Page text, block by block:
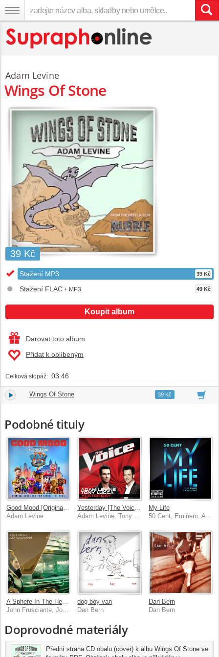
Adam Levine
Wings Of Stone
39 Kč
Stažení MP3 39 Kč
Stažení FLAC + MP3 49 Kč
Koupit album
Darovat toto album
Přidat k oblíbeným
Celková stopáž: 03:46
1. Wings Of Stone 03:4639 Kč
Podobné tituly
Adam Levine
My Life
A Sphere In The Heart Of Silence
John Frusciante, Josh Klinghoffer
dog boy van
Dan Bern
Dan Bern
Dan Bern
Doprovodné materiály
Přední strana CD obalu (cover) k albu Wings Of Stone ve